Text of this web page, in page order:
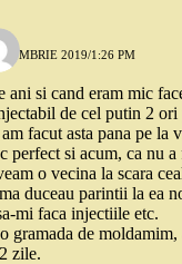
2019/1:26 PM
ani si cand eram mic
de cel putin 2 ori
facut asta pana pe la
perfect si acum, ca nu a
o vecina la scara
duceau parintii la ea
mi faca injectiile etc.
gramada de moldamim,
zile.